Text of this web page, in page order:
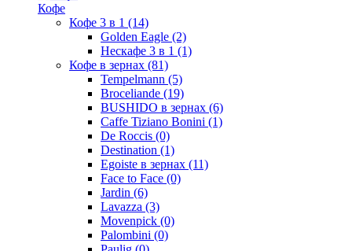
Кофе
Кофе 3 в 1 (14)
Golden Eagle (2)
Нескафе 3 в 1 (1)
Кофе в зернах (81)
Tempelmann (5)
Broceliande (19)
BUSHIDO в зернах (6)
Caffe Tiziano Bonini (1)
De Roccis (0)
Destination (1)
Egoiste в зернах (11)
Face to Face (0)
Jardin (6)
Lavazza (3)
Movenpick (0)
Palombini (0)